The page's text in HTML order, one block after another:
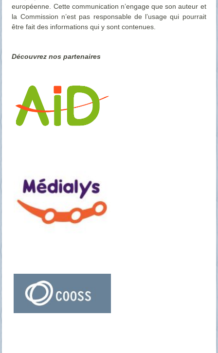
européenne. Cette communication n’engage que son auteur et
la Commission n’est pas responsable de l’usage qui pourrait
être fait des informations qui y sont contenues.
Découvrez nos partenaires